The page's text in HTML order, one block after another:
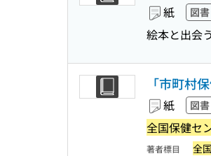
紙 図書
絵本と出会
「市町村
紙 図書
全国保健セ
著者標目 全